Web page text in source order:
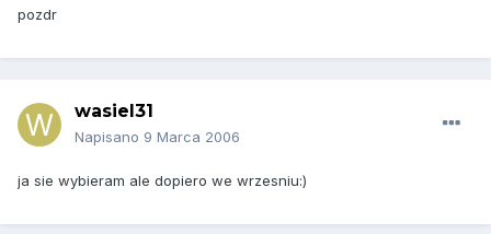
pozdr
wasiel31
Napisano 9 Marca 2006
ja sie wybieram ale dopiero we wrzesniu:)